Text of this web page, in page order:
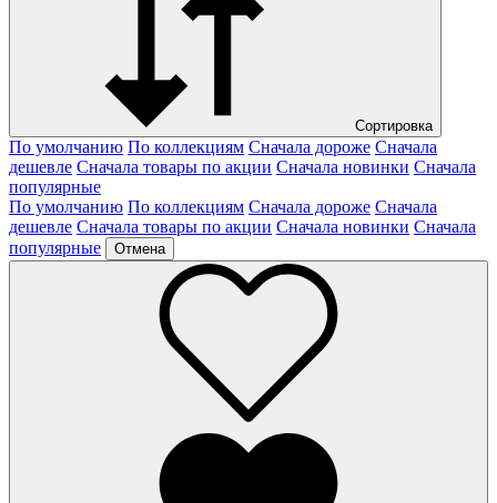
Сортировка
По умолчанию По коллекциям Сначала дороже Сначала
дешевле Сначала товары по акции Сначала новинки Сначала
популярные
По умолчанию По коллекциям Сначала дороже Сначала
дешевле Сначала товары по акции Сначала новинки Сначала
популярные
Отмена